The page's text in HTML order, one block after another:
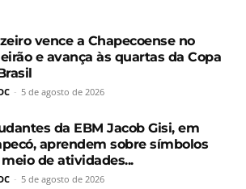
vence a Chapecoense no
e avança às quartas da Copa
- 5 de agosto de 2026
da EBM Jacob Gisi, em
aprendem sobre símbolos
de atividades...
- 5 de agosto de 2026